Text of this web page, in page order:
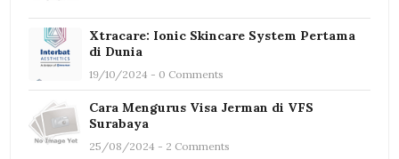
Xtracare: Ionic Skincare System Pertama
di Dunia
19/10/2024 - 0 Comments
Cara Mengurus Visa Jerman di VFS
Surabaya
25/08/2024 - 2 Comments